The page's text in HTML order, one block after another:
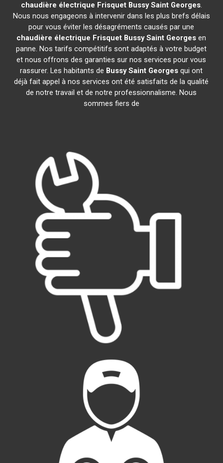
chaudière électrique Frisquet Bussy Saint Georges.
Nous nous engageons à intervenir dans les plus brefs délais
pour vous éviter les désagréments causés par une
chaudière électrique Frisquet Bussy Saint Georges en
panne. Nos tarifs compétitifs sont adaptés à votre budget
et nous offrons des garanties sur nos services pour vous
rassurer. Les habitants de Bussy Saint Georges qui ont
déjà fait appel à nos services ont été satisfaits de la qualité
de notre travail et de notre professionnalisme. Nous
sommes fiers de